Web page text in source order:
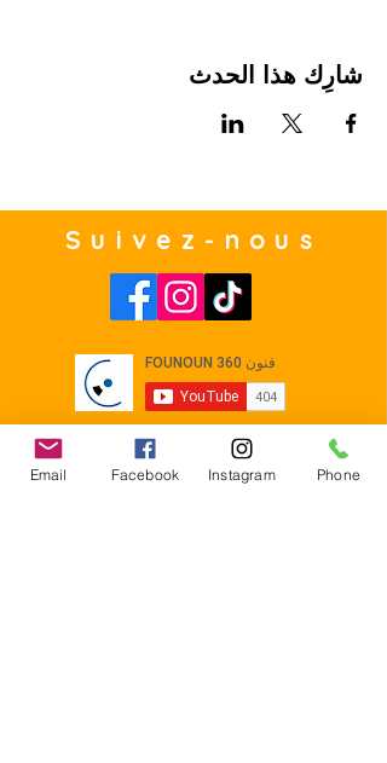
شارِك هذا الحدث
Suivez-nous
Email Facebook Instagram Phone